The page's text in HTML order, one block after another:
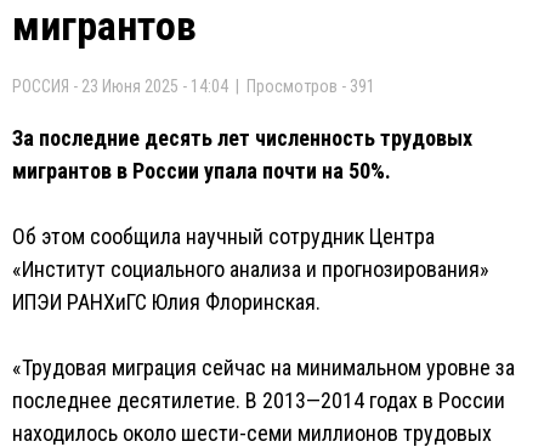
мигрантов
РОССИЯ - 23 Июня 2025 - 14:04 | Просмотров - 391
За последние десять лет численность трудовых
мигрантов в России упала почти на 50%.
Об этом сообщила научный сотрудник Центра
«Институт социального анализа и прогнозирования»
ИПЭИ РАНХиГС Юлия Флоринская.
«Трудовая миграция сейчас на минимальном уровне за
последнее десятилетие. В 2013—2014 годах в России
находилось около шести-семи миллионов трудовых